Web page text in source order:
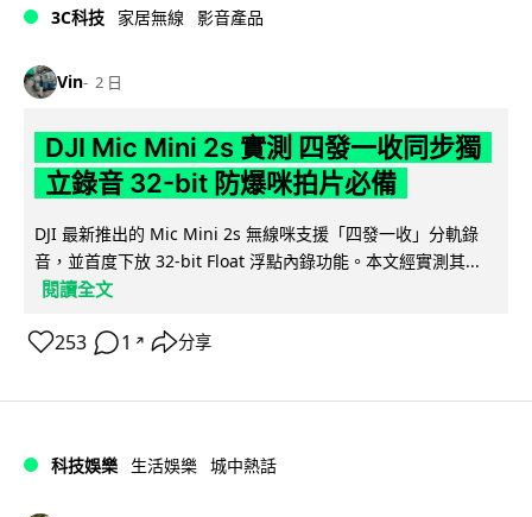
3C科技 家居無線 影音產品
Vin 2 日
DJI Mic Mini 2s 實測 四發一收同步獨
立錄音 32-bit 防爆咪拍片必備
DJI 最新推出的 Mic Mini 2s 無線咪支援「四發一收」分軌錄
音，並首度下放 32-bit Float 浮點內錄功能。本文經實測其...
閱讀全文
253 1 ↗ 分享
科技娛樂 生活娛樂 城中熱話